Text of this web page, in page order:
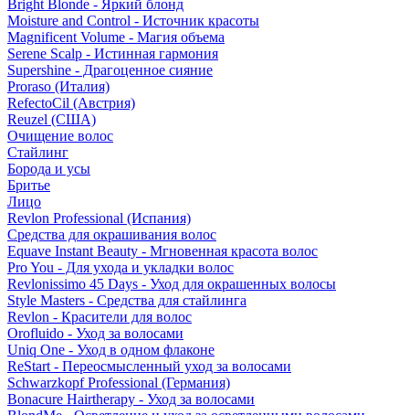
Bright Blonde - Яркий блонд
Moisture and Control - Источник красоты
Magnificent Volume - Магия объема
Serene Scalp - Истинная гармония
Supershine - Драгоценное сияние
Proraso (Италия)
RefectoCil (Австрия)
Reuzel (США)
Очищение волос
Стайлинг
Борода и усы
Бритье
Лицо
Revlon Professional (Испания)
Средства для окрашивания волос
Equave Instant Beauty - Мгновенная красота волос
Pro You - Для ухода и укладки волос
Revlonissimo 45 Days - Уход для окрашенных волосы
Style Masters - Средства для стайлинга
Revlon - Красители для волос
Orofluido - Уход за волосами
Uniq One - Уход в одном флаконе
ReStart - Переосмысленный уход за волосами
Schwarzkopf Professional (Германия)
Bonacure Hairtherapy - Уход за волосами